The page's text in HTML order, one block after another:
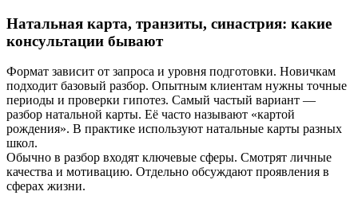
Натальная карта, транзиты, синастрия: какие
консультации бывают
Формат зависит от запроса и уровня подготовки. Новичкам
подходит базовый разбор. Опытным клиентам нужны точные
периоды и проверки гипотез. Самый частый вариант —
разбор натальной карты. Её часто называют «картой
рождения». В практике используют натальные карты разных
школ.
Обычно в разбор входят ключевые сферы. Смотрят личные
качества и мотивацию. Отдельно обсуждают проявления в
сферах жизни.